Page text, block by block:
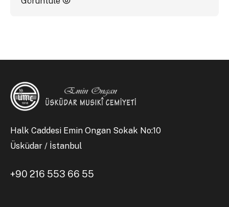
Halk Caddesi Emin Ongan Sokak No:10
Üsküdar / İstanbul
+90 216 553 66 55